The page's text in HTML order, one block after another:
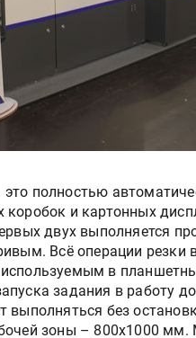
полностью
коробок и картонных
двух выполняется
Всё операции
в
задания в работу
выполняться без
зоны – 800x1000 мм.